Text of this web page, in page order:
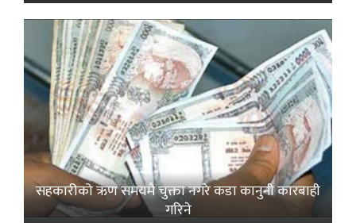
सहकारीको ऋण समयमै चुक्ता नगरे कडा कानुनी कारबाही
गरिने